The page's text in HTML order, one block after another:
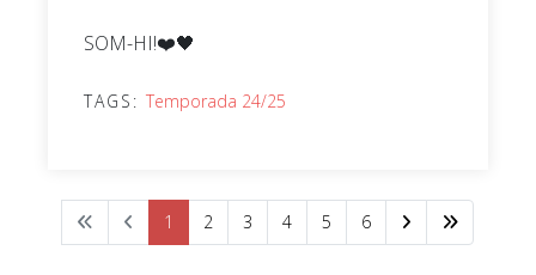
SOM-HI!❤️🖤
TAGS: Temporada 24/25
1 2 3 4 5 6